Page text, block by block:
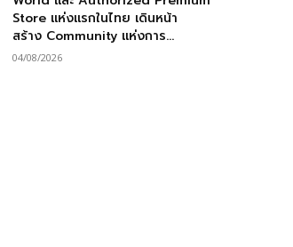
Store แห่งแรกในไทย เดินหน้า
สร้าง Community แห่งการ...
04/08/2026